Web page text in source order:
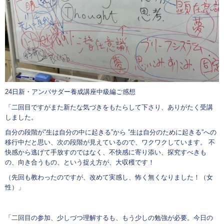
24日新・アンバサダー養成講座中級編ご感想
「二回目ですがまた新たな気づきをもたらして下さり、ありがたく受講
しました。
自分の段階が”生は自分の中に起きる”から ”生は自分のために起きる”への
移行中だと思い、次の段階が見えているので、ワクワクしています。 不
快感から逃げて手放すのではなく、不快感に寄り添い、探究すべきも
の、向き合うもの、という捉え方が、大収穫です！
（先回も教わったのですが、改めて実感し、怖く無くなりました！（女
性）」
「二回目の参加、少しづつ理解するも、もう少しの勉強が必要。今日の